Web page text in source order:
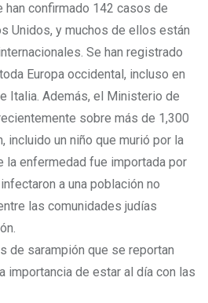
han confirmado 142 casos de
Unidos, y muchos de ellos están
Se han registrado
Europa occidental, incluso en
e Italia. Además, el Ministerio de
sobre más de 1,300
incluido un niño que murió por la
la enfermedad fue importada por
a una población no
las comunidades judías
de sarampión que se reportan
importancia de estar al día con las